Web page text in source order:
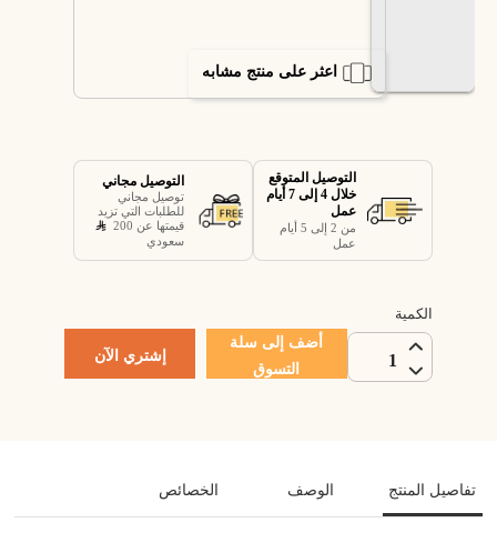
اعثر على منتج مشابه
التوصيل المتوقع
خلال 4 إلى 7 أيام
عمل
من 2 إلى 5 أيام
عمل
التوصيل مجاني
توصيل مجاني
للطلبات التي تزيد
قيمتها عن 200
سعودي
الكمية
1
أضف إلى سلة
التسوق
إشتري الآن
تفاصيل المنتج الوصف الخصائص